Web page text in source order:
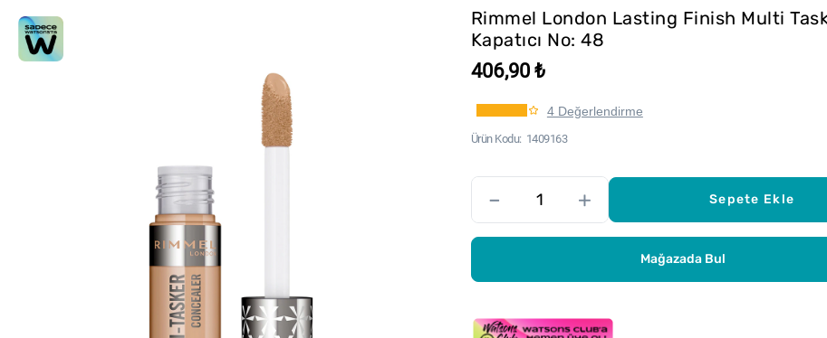
Rimmel London Lasting Finish Multi
Kapatıcı No: 48
406,90 ₺
4 Değerlendirme
Ürün Kodu 1409163
– + Sepete Ekle
Mağazada Bul